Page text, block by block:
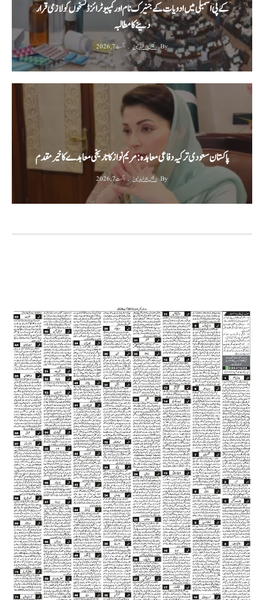
کے پی اسمبلی میں ادویات کے جنیرک نام اور کمپیوٹرائزڈ نسخوں کو لازمی قرار
دینے کا مطالبہ
By رئیس الاخبار نیوز اگست 7, 2026
پاکستان سعودی ترکیہ دفاعی معاہدہ: مریم نواز کا تاریخی معاہدے کا خیرمقدم
By رئیس الاخبار نیوز اگست 7, 2026